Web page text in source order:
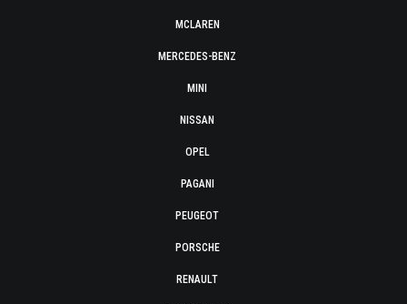
MCLAREN
MERCEDES-BENZ
MINI
NISSAN
OPEL
PAGANI
PEUGEOT
PORSCHE
RENAULT